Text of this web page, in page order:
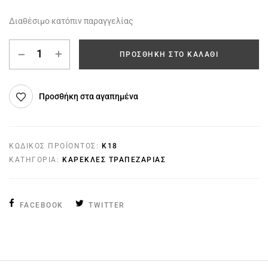
Διαθέσιμο κατόπιν παραγγελίας
ΠΡΟΣΘΉΚΗ ΣΤΟ ΚΑΛΆΘΙ
Προσθήκη στα αγαπημένα
ΚΩΔΙΚΌΣ ΠΡΟΪΌΝΤΟΣ:
K18
ΚΑΤΗΓΟΡΊΑ:
ΚΑΡΈΚΛΕΣ ΤΡΑΠΕΖΑΡΊΑΣ
FACEBOOK TWITTER